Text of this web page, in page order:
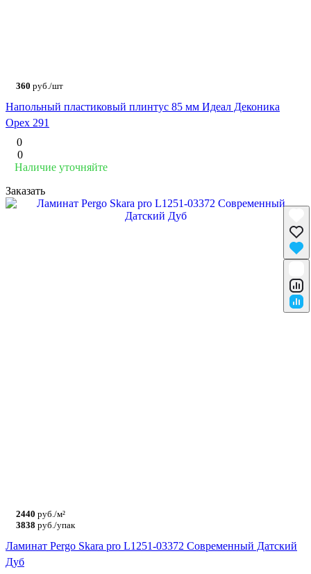
360 руб./шт
Напольный пластиковый плинтус 85 мм Идеал Деконика
Орех 291
0
0
Наличие уточняйте
Заказать
2440 руб./м²
3838 руб./упак
Ламинат Pergo Skara pro L1251-03372 Современный Датский
Дуб